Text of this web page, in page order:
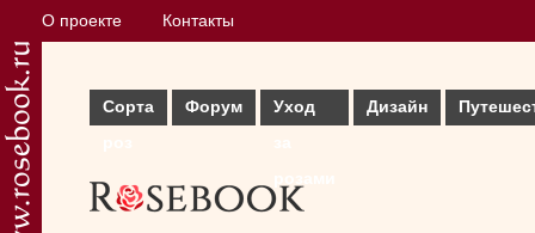
О проекте Контакты
Сорта
Форум
Уход
Дизайн